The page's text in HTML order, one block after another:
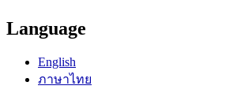
Language
English
ภาษาไทย